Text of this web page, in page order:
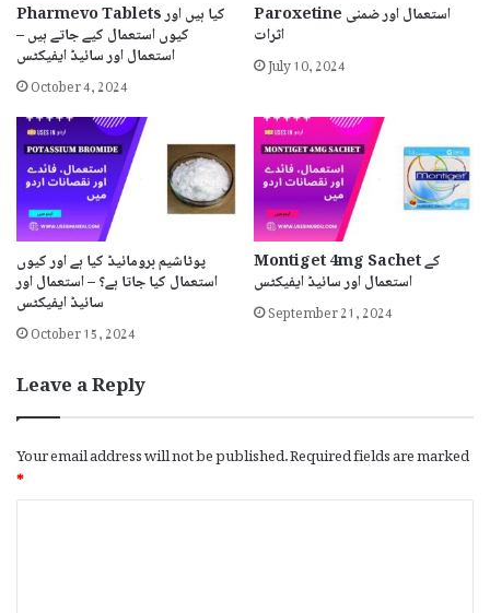
Pharmevo Tablets کیا ہیں اور
کیوں استعمال کیے جاتے ہیں –
استعمال اور سائیڈ ایفیکٹس
October 4, 2024
Paroxetine استعمال اور ضمنی
اثرات
July 10, 2024
پوٹاشیم برومائیڈ کیا ہے اور کیوں
استعمال کیا جاتا ہے؟ – استعمال اور
سائیڈ ایفیکٹس
October 15, 2024
Montiget 4mg Sachet کے
استعمال اور سائیڈ ایفیکٹس
September 21, 2024
Leave a Reply
Your email address will not be published.Required fields are marked
*